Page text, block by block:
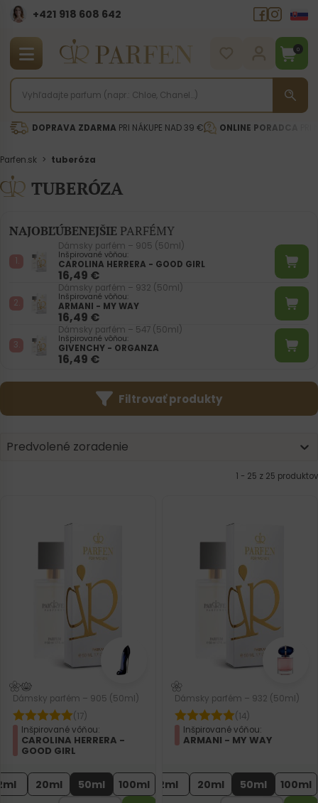
+421 918 608 642‬
0
DOPRAVA ZDARMA PRI NÁKUPE NAD 39 € ONLINE PORADCA
Parfen.sk > tuberóza
TUBERÓZA
NAJOBĽÚBENEJŠIEPARFÉMY
Dámsky parfém – 905 (50ml)
Inšpirované vôňou:
CAROLINA HERRERA - GOOD GIRL
16,49 €
Dámsky parfém – 932 (50ml)
Inšpirované vôňou:
ARMANI - MY WAY
16,49 €
Dámsky parfém – 547 (50ml)
Inšpirované vôňou:
GIVENCHY - ORGANZA
16,49 €
Filtrovať produkty
Product | Sorting
Sort content
Predvolené zoradenie
Sort content
1 - 25 z 25 produktov
Dámsky parfém – 905 (50ml)
(17)
Inšpirované vôňou:
CAROLINA HERRERA -
GOOD GIRL
20ml 50ml 100ml
Dámsky parfém – 932 (50ml)
(14)
Inšpirované vôňou:
ARMANI - MY WAY
2ml 20ml 50ml 100ml